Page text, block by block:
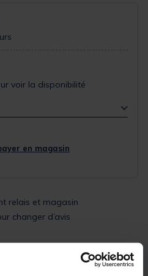
voir la disponibilité
en magasin
relais et magasin
changer d’avis